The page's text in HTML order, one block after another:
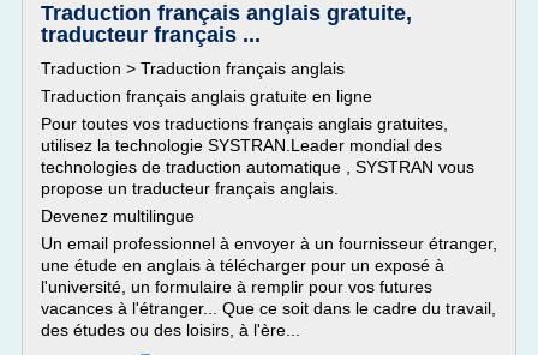
Traduction français anglais gratuite,
traducteur français ...
Traduction > Traduction français anglais
Traduction français anglais gratuite en ligne
Pour toutes vos traductions français anglais gratuites,
utilisez la technologie SYSTRAN.Leader mondial des
technologies de traduction automatique , SYSTRAN vous
propose un traducteur français anglais.
Devenez multilingue
Un email professionnel à envoyer à un fournisseur étranger,
une étude en anglais à télécharger pour un exposé à
l'université, un formulaire à remplir pour vos futures
vacances à l'étranger... Que ce soit dans le cadre du travail,
des études ou des loisirs, à l'ère...